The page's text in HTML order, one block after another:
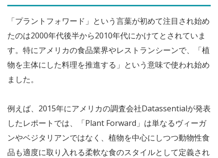
「プラントフォワード」という言葉が初めて注目され始め
たのは2000年代後半から2010年代にかけてとされていま
す。特にアメリカの食品業界やレストランシーンで、「植
物を主体にした料理を推進する」という意味で使われ始め
ました。
例えば、2015年にアメリカの調査会社Datassentialが発表
したレポートでは、「Plant Forward」は単なるヴィーガ
ンやベジタリアンではなく、植物を中心にしつつ動物性食
品も適度に取り入れる柔軟な食のスタイルとして定義され